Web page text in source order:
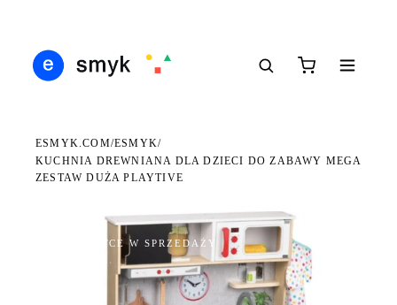
ESMYK.COM/ESMYK/
KUCHNIA DREWNIANA DLA DZIECI DO ZABAWY MEGA
ZESTAW DUŻA PLAYTIVE
WKRÓTCE W SPRZEDAŻY